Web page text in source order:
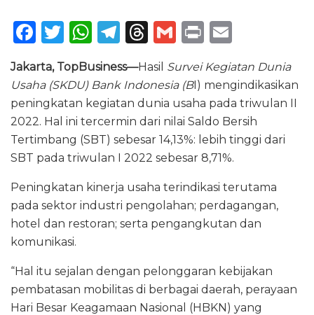
F
c
e
b
o
o
k
T
it
te
r
W
h
a
ts
A
p
p
T
e
g
ra
m
T
re
a
d
s
G
ai
l
P
n
t
ai
l
Jakarta, TopBusiness—Hasil Survei Kegiatan Dunia
Usaha (SKDU) Bank Indonesia (BI) mengindikasikan
peningkatan kegiatan dunia usaha pada triwulan II
2022. Hal ini tercermin dari nilai Saldo Bersih
Tertimbang (SBT) sebesar 14,13%: lebih tinggi dari
SBT pada triwulan I 2022 sebesar 8,71%.
Peningkatan kinerja usaha terindikasi terutama
pada sektor industri pengolahan; perdagangan,
hotel dan restoran; serta pengangkutan dan
komunikasi.
“Hal itu sejalan dengan pelonggaran kebijakan
pembatasan mobilitas di berbagai daerah, perayaan
Hari Besar Keagamaan Nasional (HBKN) yang